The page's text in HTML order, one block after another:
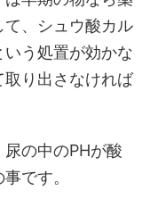
、シュウ酸カル
う処置が効かな
り出さなければ
の中のPHが酸
です。